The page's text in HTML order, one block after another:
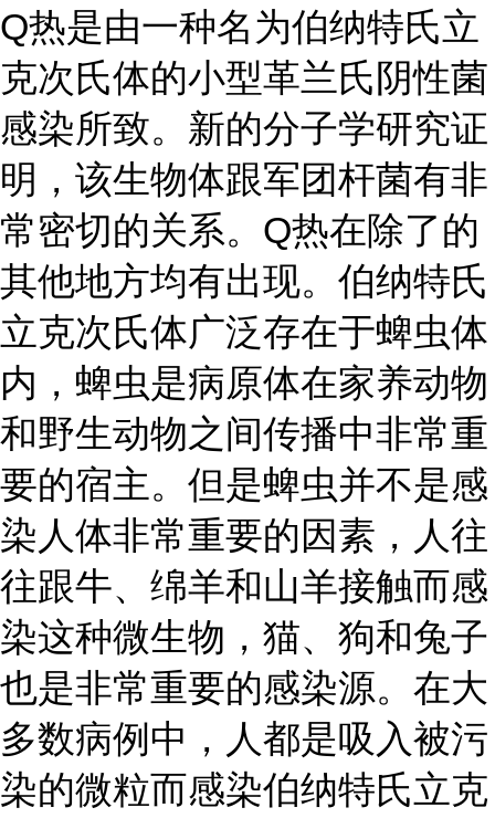
Q热是由一种名为伯纳特氏立
克次氏体的小型革兰氏阴性菌
感染所致。新的分子学研究证
明，该生物体跟军团杆菌有非
常密切的关系。Q热在除了的
其他地方均有出现。伯纳特氏
立克次氏体广泛存在于蜱虫体
内，蜱虫是病原体在家养动物
和野生动物之间传播中非常重
要的宿主。但是蜱虫并不是感
染人体非常重要的因素，人往
往跟牛、绵羊和山羊接触而感
染这种微生物，猫、狗和兔子
也是非常重要的感染源。在大
多数病例中，人都是吸入被污
染的微粒而感染伯纳特氏立克